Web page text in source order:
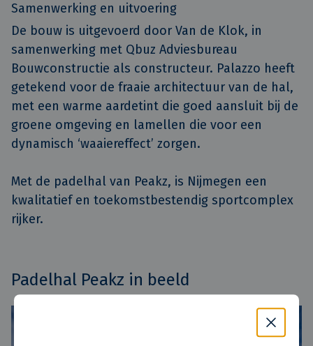
Samenwerking en uitvoering
De bouw is uitgevoerd door Van de Klok, in
samenwerking met Qbuz Adviesbureau
Bouwconstructie als constructeur. Palazzo heeft
getekend voor de fraaie architectuur van de hal,
met een warme aardetint die goed aansluit bij de
groene omgeving en lamellen die voor een
dynamisch ‘waaiereffect’ zorgen.
Met de padelhal van Peakz, is Nijmegen een
kwalitatief en toekomstbestendig sportcomplex
rijker.
Padelhal Peakz in beeld